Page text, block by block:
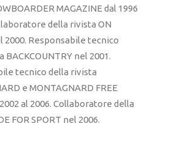
MAGAZINE dal 1996
della rivista ON
2000. Responsabile tecnico
BACKCOUNTRY nel 2001.
tecnico della rivista
e MONTAGNARD FREE
2002 al 2006. Collaboratore della
FOR SPORT nel 2006.